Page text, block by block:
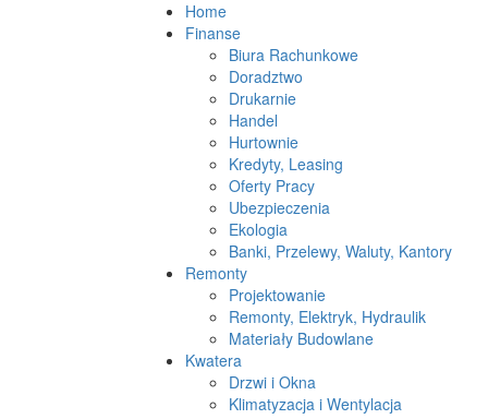
Home
Finanse
Biura Rachunkowe
Doradztwo
Drukarnie
Handel
Hurtownie
Kredyty, Leasing
Oferty Pracy
Ubezpieczenia
Ekologia
Banki, Przelewy, Waluty, Kantory
Remonty
Projektowanie
Remonty, Elektryk, Hydraulik
Materiały Budowlane
Kwatera
Drzwi i Okna
Klimatyzacja i Wentylacja